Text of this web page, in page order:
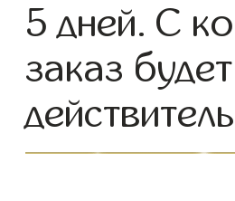
5 дней. С
заказ